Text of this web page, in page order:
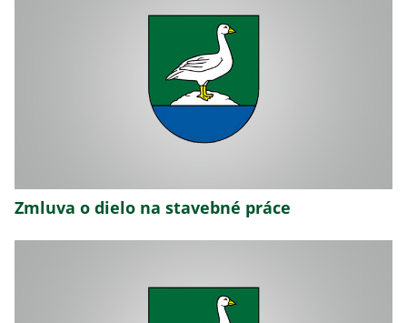
Zmluva o dielo na stavebné práce